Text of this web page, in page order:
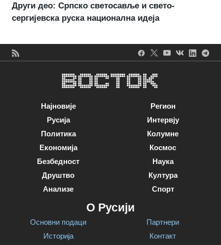
Други део: Српско светосавље и свето-
сергијевска руска национална идеја
Најновије
Русија
Политика
Економија
Безбедност
Друштво
Анализе
Регион
Интервју
Колумне
Космос
Наука
Култура
Спорт
О Русији
Основни подаци
Историја
Партнери
Контакт